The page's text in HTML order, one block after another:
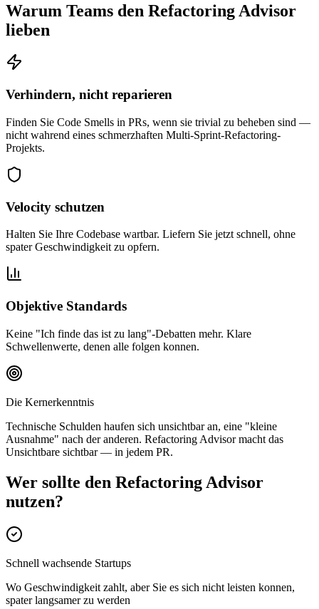
Warum Teams den Refactoring Advisor
lieben
Verhindern, nicht reparieren
Finden Sie Code Smells in PRs, wenn sie trivial zu beheben sind —
nicht wahrend eines schmerzhaften Multi-Sprint-Refactoring-
Projekts.
Velocity schutzen
Halten Sie Ihre Codebase wartbar. Liefern Sie jetzt schnell, ohne
spater Geschwindigkeit zu opfern.
Objektive Standards
Keine "Ich finde das ist zu lang"-Debatten mehr. Klare
Schwellenwerte, denen alle folgen konnen.
Die Kernerkenntnis
Technische Schulden haufen sich unsichtbar an, eine "kleine
Ausnahme" nach der anderen. Refactoring Advisor macht das
Unsichtbare sichtbar — in jedem PR.
Wer sollte den Refactoring Advisor
nutzen?
Schnell wachsende Startups
Wo Geschwindigkeit zahlt, aber Sie es sich nicht leisten konnen,
spater langsamer zu werden